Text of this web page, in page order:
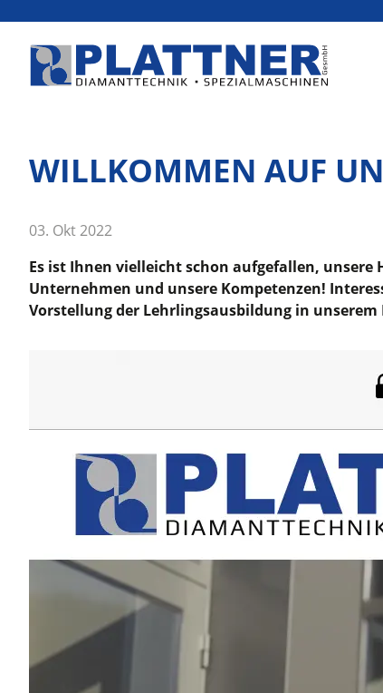
WILLKOMMEN AUF
03. Okt 2022
Es ist Ihnen vielleicht schon aufgefallen,
Unternehmen und unsere Kompetenzen!
Vorstellung der Lehrlingsausbildung in